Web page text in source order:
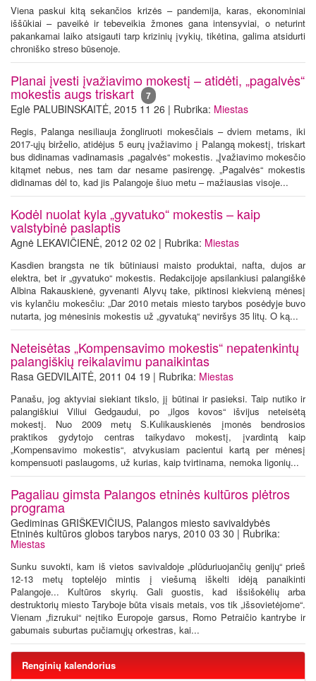
Viena paskui kitą sekančios krizės – pandemija, karas, ekonominiai
iššūkiai – paveikė ir tebeveikia žmones gana intensyviai, o neturint
pakankamai laiko atsigauti tarp krizinių įvykių, tikėtina, galima atsidurti
chroniško streso būsenoje.
Planai įvesti įvažiavimo mokestį – atidėti, „pagalvės“
mokestis augs triskart 7
Eglė PALUBINSKAITĖ, 2015 11 26 | Rubrika: Miestas
Regis, Palanga nesiliauja žongliruoti mokesčiais – dviem metams, iki
2017-ųjų birželio, atidėjus 5 eurų įvažiavimo į Palangą mokestį, triskart
bus didinamas vadinamasis „pagalvės“ mokestis. „Įvažiavimo mokesčio
kitąmet nebus, nes tam dar nesame pasirengę. „Pagalvės“ mokestis
didinamas dėl to, kad jis Palangoje šiuo metu – mažiausias visoje...
Kodėl nuolat kyla „gyvatuko“ mokestis – kaip
valstybinė paslaptis
Agnė LEKAVIČIENĖ, 2012 02 02 | Rubrika: Miestas
Kasdien brangsta ne tik būtiniausi maisto produktai, nafta, dujos ar
elektra, bet ir „gyvatuko“ mokestis. Redakcijoje apsilankiusi palangiškė
Albina Rakauskienė, gyvenanti Alyvų take, piktinosi kiekvieną mėnesį
vis kylančiu mokesčiu: „Dar 2010 metais miesto tarybos posėdyje buvo
nutarta, jog mėnesinis mokestis už „gyvatuką“ neviršys 35 litų. O ką...
Neteisėtas „Kompensavimo mokestis“ nepatenkintų
palangiškių reikalavimu panaikintas
Rasa GEDVILAITĖ, 2011 04 19 | Rubrika: Miestas
Panašu, jog aktyviai siekiant tikslo, jį būtinai ir pasieksi. Taip nutiko ir
palangiškiui Viliui Gedgaudui, po „ilgos kovos“ išvijus neteisėtą
mokestį. Nuo 2009 metų S.Kulikauskienės įmonės bendrosios
praktikos gydytojo centras taikydavo mokestį, įvardintą kaip
„Kompensavimo mokestis“, atvykusiam pacientui kartą per mėnesį
kompensuoti paslaugoms, už kurias, kaip tvirtinama, nemoka ligonių...
Pagaliau gimsta Palangos etninės kultūros plėtros
programa
Gediminas GRIŠKEVIČIUS, Palangos miesto savivaldybės
Etninės kultūros globos tarybos narys, 2010 03 30 | Rubrika:
Miestas
Sunku suvokti, kam iš vietos savivaldoje „plūduriuojančių genijų“ prieš
12-13 metų toptelėjo mintis į viešumą iškelti idėją panaikinti
Palangoje... Kultūros skyrių. Gali guostis, kad išsišokėlių arba
destruktorių miesto Taryboje būta visais metais, vos tik „išsovietėjome“.
Vienam „fizrukui“ neįtiko Europoje garsus, Romo Petraičio kantrybe ir
gabumais suburtas pučiamųjų orkestras, kai...
Renginių kalendorius